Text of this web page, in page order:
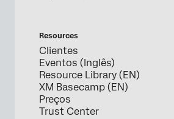
Resources
Clientes
Eventos (Inglês)
Resource Library (EN)
XM Basecamp (EN)
Preços
Trust Center